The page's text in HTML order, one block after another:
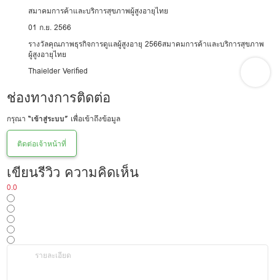
สมาคมการค้าและบริการสุขภาพผู้สูงอายุไทย
01 ก.ย. 2566
รางวัลคุณภาพธุรกิจการดูแลผู้สูงอายุ 2566สมาคมการค้าและบริการสุขภาพ
ผู้สูงอายุไทย
Thaielder Verified
ช่องทางการติดต่อ
กรุณา“เข้าสู่ระบบ” เพื่อเข้าถึงข้อมูล
ติดต่อเจ้าหน้าที่
เขียนรีวิว ความคิดเห็น
0.0